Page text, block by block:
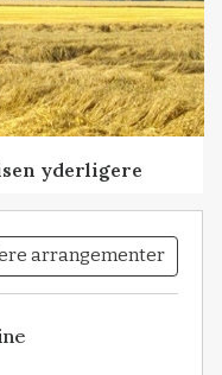
yderligere
arrangementer